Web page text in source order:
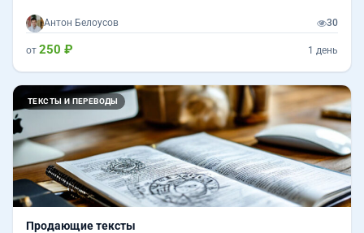
Антон Белоусов 30
от 250 ₽ 1 день
ТЕКСТЫ И ПЕРЕВОДЫ
Продающие тексты